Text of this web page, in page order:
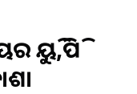
ୟୁଜି,ପିଜି